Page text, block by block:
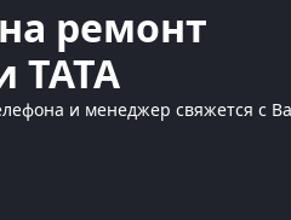
ремонт
TATA
и менеджер свяжется с